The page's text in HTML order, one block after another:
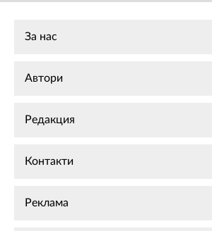
За нас
Автори
Редакция
Контакти
Реклама